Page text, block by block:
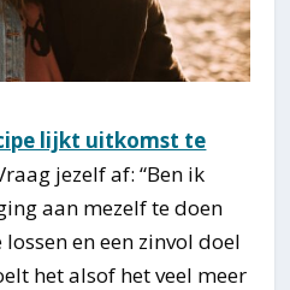
lijkt uitkomst te
jezelf af: “Ben ik
aan mezelf te doen
en een zinvol doel
het alsof het veel meer